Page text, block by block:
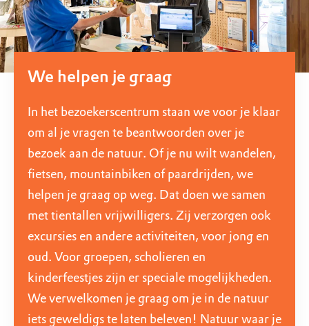
We helpen je graag
In het bezoekerscentrum staan we voor je klaar
om al je vragen te beantwoorden over je
bezoek aan de natuur. Of je nu wilt wandelen,
fietsen, mountainbiken of paardrijden, we
helpen je graag op weg. Dat doen we samen
met tientallen vrijwilligers. Zij verzorgen ook
excursies en andere activiteiten, voor jong en
oud. Voor groepen, scholieren en
kinderfeestjes zijn er speciale mogelijkheden.
We verwelkomen je graag om je in de natuur
iets geweldigs te laten beleven! Natuur waar je